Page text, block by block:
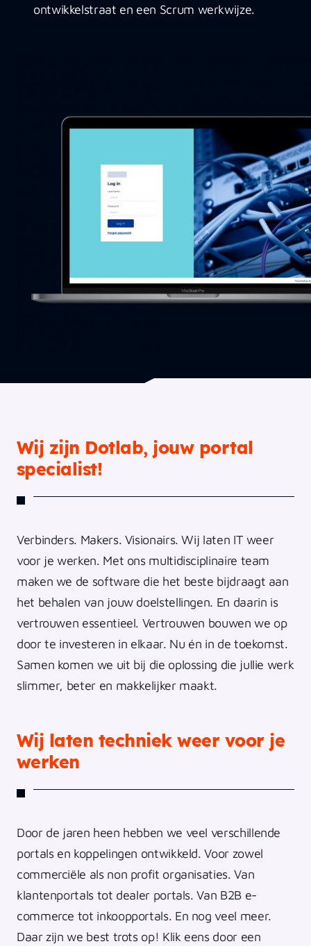
ontwikkelstraat en een Scrum werkwijze.
Wij zijn Dotlab, jouw portal
specialist!
Verbinders. Makers. Visionairs. Wij laten IT weer
voor je werken. Met ons multidisciplinaire team
maken we de software die het beste bijdraagt aan
het behalen van jouw doelstellingen. En daarin is
vertrouwen essentieel. Vertrouwen bouwen we op
door te investeren in elkaar. Nu én in de toekomst.
Samen komen we uit bij die oplossing die jullie werk
slimmer, beter en makkelijker maakt.
Wij laten techniek weer voor je
werken
Door de jaren heen hebben we veel verschillende
portals en koppelingen ontwikkeld. Voor zowel
commerciële als non profit organisaties. Van
klantenportals tot dealer portals. Van B2B e-
commerce tot inkoopportals. En nog veel meer.
Daar zijn we best trots op! Klik eens door een